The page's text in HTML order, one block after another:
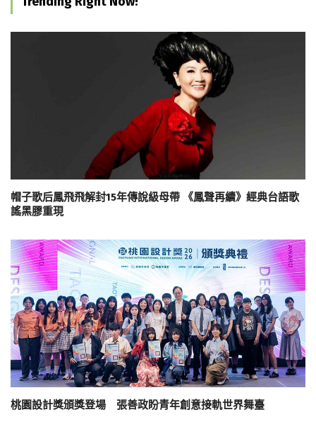
帽子歌后鳳飛飛解封15年傳說級母帶 《鳳聲再續》經典台語歌
謠黑膠重現
桃園設計獎頒獎登場 張善政盼青年創意接軌世界舞臺